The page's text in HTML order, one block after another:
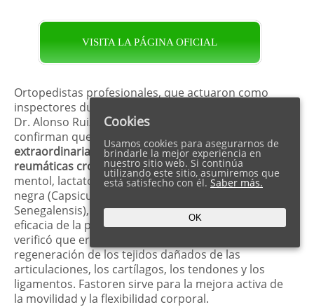
VISITA LA PÁGINA OFICIAL
Ortopedistas profesionales, que actuaron como
inspectores durante los ensayos clínicos, como el
Dr. Alonso Ruiz y el Dr. Juan Pedro Vázquez,
confirman que
Fastoren es una solución natural
extraordinaria para las dolencias artríticas y
reumáticas crónicas. Su composición incluye
mentol, lactato de alcanfor, vitamina A, pimienta
negra (Capsicum Annuum), seta negra (Maytenus
Senegalensis), cera de abejas y árnica montana. La
eficacia de la pomada se investigó a fondo y se
verificó que era del 93 % para la mejora de la
regeneración de los tejidos dañados de las
articulaciones, los cartílagos, los tendones y los
ligamentos. Fastoren sirve para la mejora activa de
la movilidad y la flexibilidad corporal.
Cookies
Usamos cookies para asegurarnos de
brindarle la mejor experiencia en
nuestro sitio web. Si continúa
utilizando este sitio, asumiremos que
está satisfecho con él. Saber más.
OK